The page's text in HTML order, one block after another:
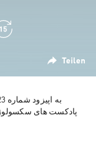
Teilen
پادکست های